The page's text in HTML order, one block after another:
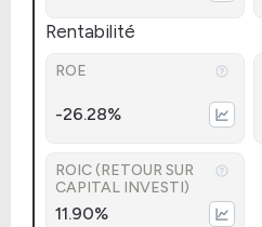
Rentabilité
ROE
-26.28%
ROIC (RETOUR SUR
CAPITAL INVESTI)
11.90%